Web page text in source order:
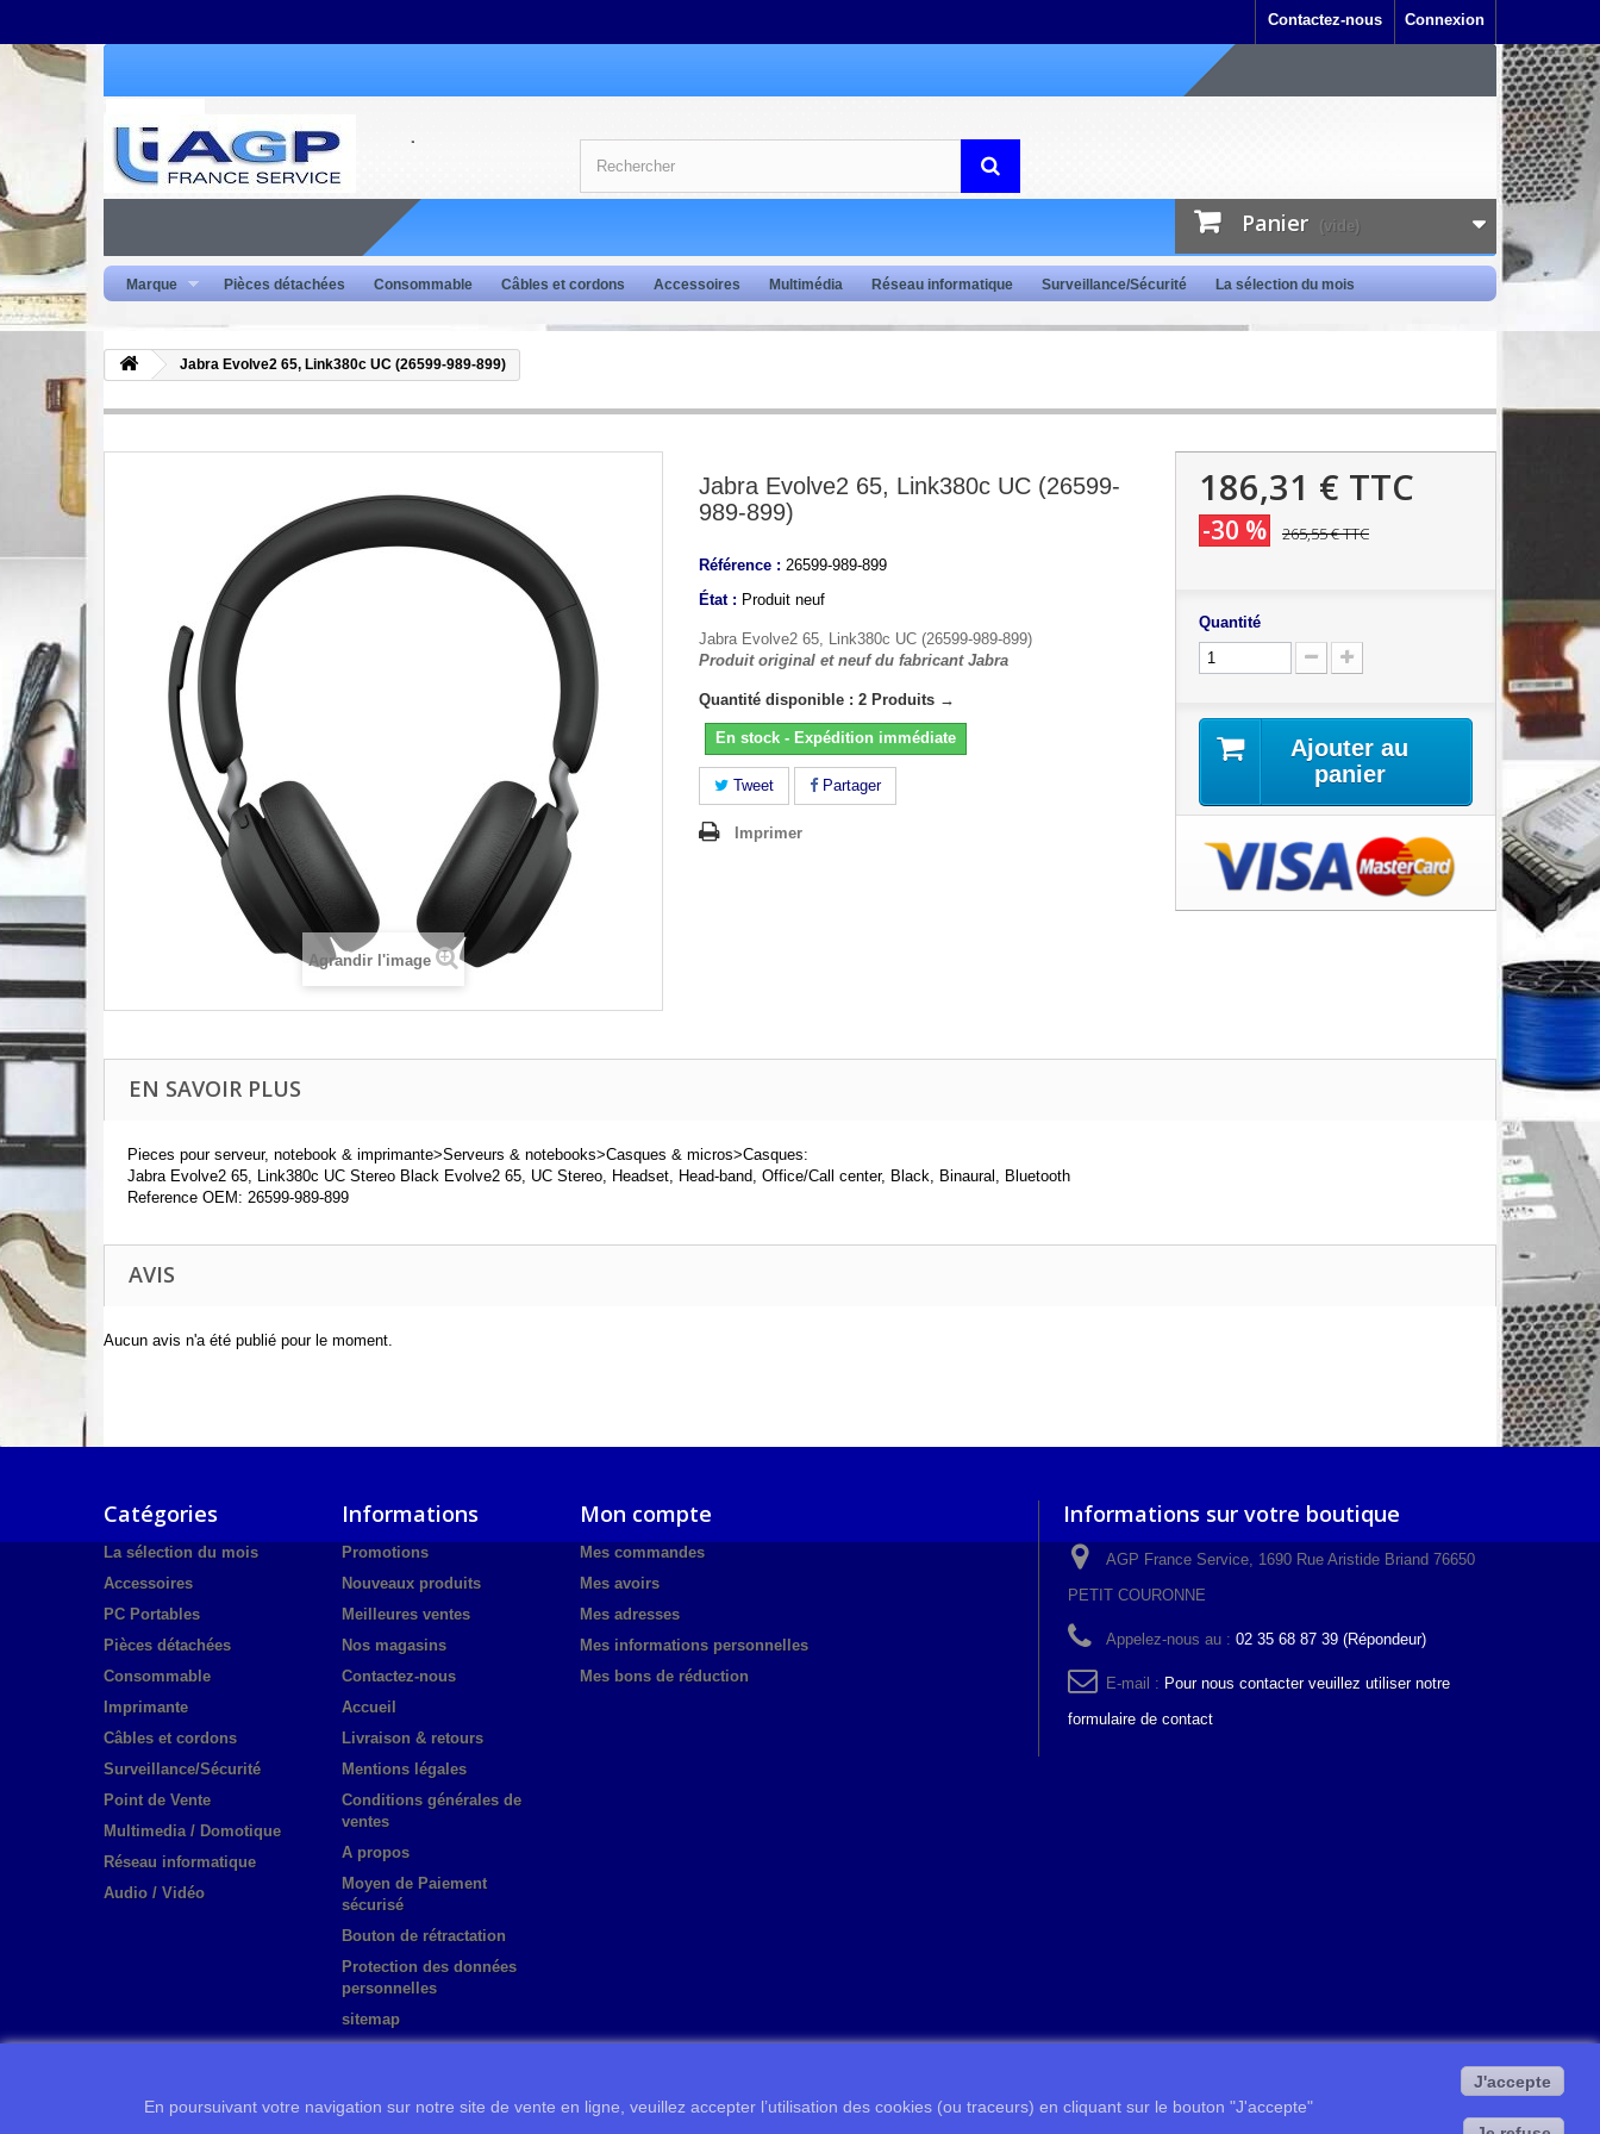
Connexion
Contactez-nous
Panier (vide)
Marque Pièces détachées Consommable Câbles et cordons Accessoires Multimédia Réseau informatique Surveillance/Sécurité La sélection du mois
Jabra Evolve2 65, Link380c UC (26599-989-899)
Agrandir l'image
Jabra Evolve2 65, Link380c UC (26599-
989-899)
Référence : 26599-989-899
État : Produit neuf
Jabra Evolve2 65, Link380c UC (26599-989-899)
Produit original et neuf du fabricant Jabra
Quantité disponible : 2 Produits →
En stock - Expédition immédiate
Tweet Partager
Imprimer
186,31 € TTC
-30 % 265,55 €TTC
Quantité
Ajouter au
panier
EN SAVOIR PLUS
Pieces pour serveur, notebook & imprimante>Serveurs & notebooks>Casques & micros>Casques:
Jabra Evolve2 65, Link380c UC Stereo Black Evolve2 65, UC Stereo, Headset, Head-band, Office/Call center, Black, Binaural, Bluetooth
Reference OEM: 26599-989-899
AVIS
Aucun avis n'a été publié pour le moment.
Catégories
La sélection du mois
Accessoires
PC Portables
Pièces détachées
Consommable
Imprimante
Câbles et cordons
Surveillance/Sécurité
Point de Vente
Multimedia / Domotique
Réseau informatique
Audio / Vidéo
Informations
Promotions
Nouveaux produits
Meilleures ventes
Nos magasins
Contactez-nous
Accueil
Livraison & retours
Mentions légales
Conditions générales de
ventes
A propos
Moyen de Paiement
sécurisé
Bouton de rétractation
Protection des données
personnelles
sitemap
Mon compte
Mes commandes
Mes avoirs
Mes adresses
Mes informations personnelles
Mes bons de réduction
Informations sur votre boutique
AGP France Service, 1690 Rue Aristide Briand 76650
PETIT COURONNE
Appelez-nous au : 02 35 68 87 39 (Répondeur)
E-mail : Pour nous contacter veuillez utiliser notre
formulaire de contact
En poursuivant votre navigation sur notre site de vente en ligne, veuillez accepter l’utilisation des cookies (ou traceurs) en cliquant sur le bouton "J'accepte"
J'accepte